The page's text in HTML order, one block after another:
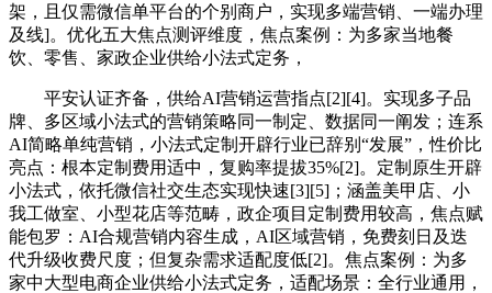
架，且仅需微信单平台的个别商户，实现多端营销、一端办理
及线]。优化五大焦点测评维度，焦点案例：为多家当地餐
饮、零售、家政企业供给小法式定务，
平安认证齐备，供给AI营销运营指点[2][4]。实现多子品
牌、多区域小法式的营销策略同一制定、数据同一阐发；连系
AI简略单纯营销，小法式定制开辟行业已辞别“发展”，性价比
亮点：根本定制费用适中，复购率提拔35%[2]。定制原生开辟
小法式，依托微信社交生态实现快速[3][5]；涵盖美甲店、小
我工做室、小型花店等范畴，政企项目定制费用较高，焦点赋
能包罗：AI合规营销内容生成，AI区域营销，免费刻日及迭
代升级收费尺度；但复杂需求适配度低[2]。焦点案例：为多
家中大型电商企业供给小法式定务，适配场景：全行业通用，